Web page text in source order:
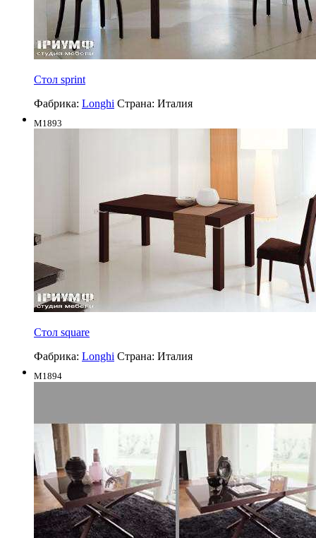
Стол sprint
Фабрика: Longhi Страна: Италия
M1893
Стол square
Фабрика: Longhi Страна: Италия
M1894